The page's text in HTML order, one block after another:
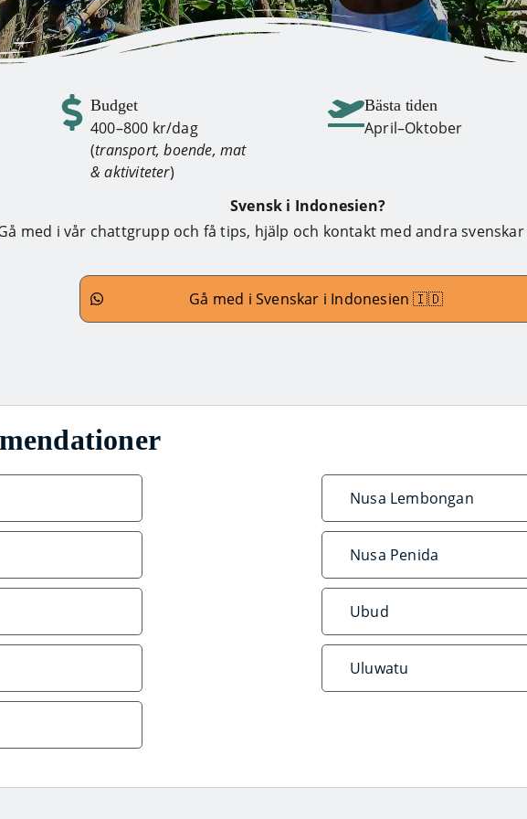
Budget
400–800 kr/dag
(transport, boende, mat
& aktiviteter)
Bästa tiden
April–Oktober
Svensk i Indonesien?
med i vår chattgrupp och få tips, hjälp och kontakt med andra
Gå med i Svenskar i Indonesien 🇮🇩
Nusa Lembongan
Nusa Penida
Ubud
Uluwatu